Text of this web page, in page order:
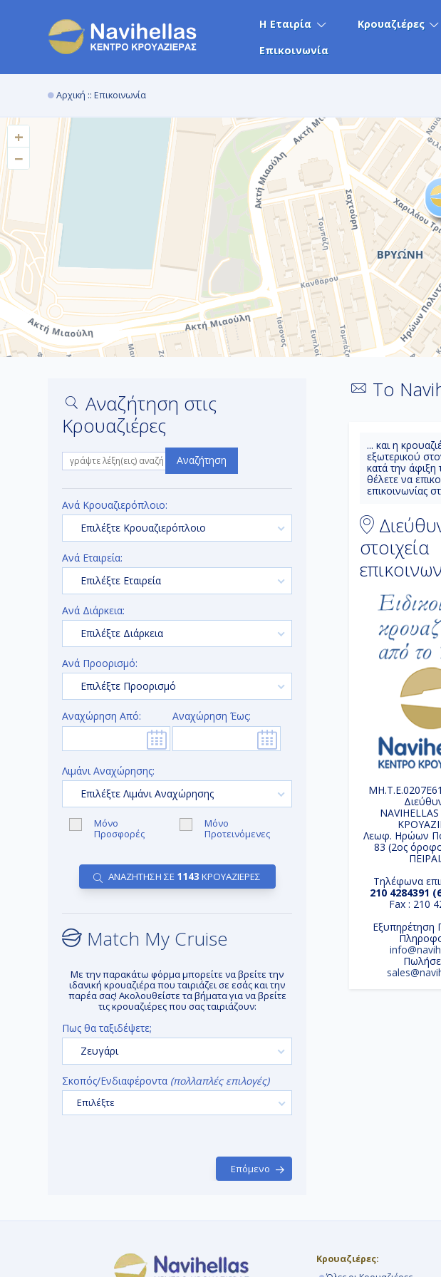
Η Εταιρία Κρουαζιέρες
Επικοινωνία
Αρχική :: Επικοινωνία
+
−
Το
... και η
εξωτερικού
κατά την άφιξη
θέλετε να
επικοινωνίας
στοιχεία
Λεωφ. Ηρώων
83 (2ος
Tηλέφωνα
210 4284391
Fax : 210
Εξυπηρέτηση
Αναζήτηση στις
Κρουαζιέρες
Αναζήτηση
Ανά Κρουαζιερόπλοιο:
Επιλέξτε Κρουαζιερόπλοιο
Ανά Εταιρεία:
Επιλέξτε Εταιρεία
Ανά Διάρκεια:
Επιλέξτε Διάρκεια
Ανά Προορισμό:
Επιλέξτε Προορισμό
Αναχώρηση Από: Αναχώρηση Έως:
Λιμάνι Αναχώρησης:
Επιλέξτε Λιμάνι Αναχώρησης
Μόνο
Προσφορές
Μόνο
Προτεινόμενες
ΑΝΑΖΗΤΗΣΗ ΣΕ 1143 ΚΡΟΥΑΖΙΕΡΕΣ
Match My Cruise
Με την παρακάτω φόρμα μπορείτε να βρείτε την
ιδανική κρουαζιέρα που ταιριάζει σε εσάς και την
παρέα σας! Ακολουθείστε τα βήματα για να βρείτε
τις κρουαζιέρες που σας ταιριάζουν:
Πως θα ταξιδέψετε;
Ζευγάρι
Σκοπός/Ενδιαφέροντα (πολλαπλές επιλογές)
Επιλέξτε
Επόμενο
Κρουαζιέρες: